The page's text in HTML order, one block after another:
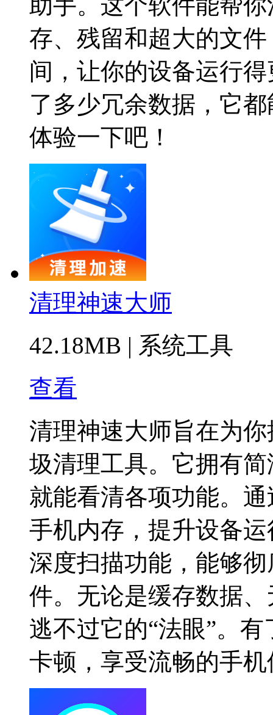
助手。这个软件能帮
存、残留和超大的文
间，让你的设备运行
了多少冗余数据，它
体验一下吧！
清理神速大师
42.18MB | 系统工具
查看
清理神速大师旨在为
圾清理工具。它拥有
就能看清各项功能。
手机内存，提升设备
深度扫描功能，能够
件。无论是缓存数据
逃不过它的“法眼”。
卡顿，享受流畅的手